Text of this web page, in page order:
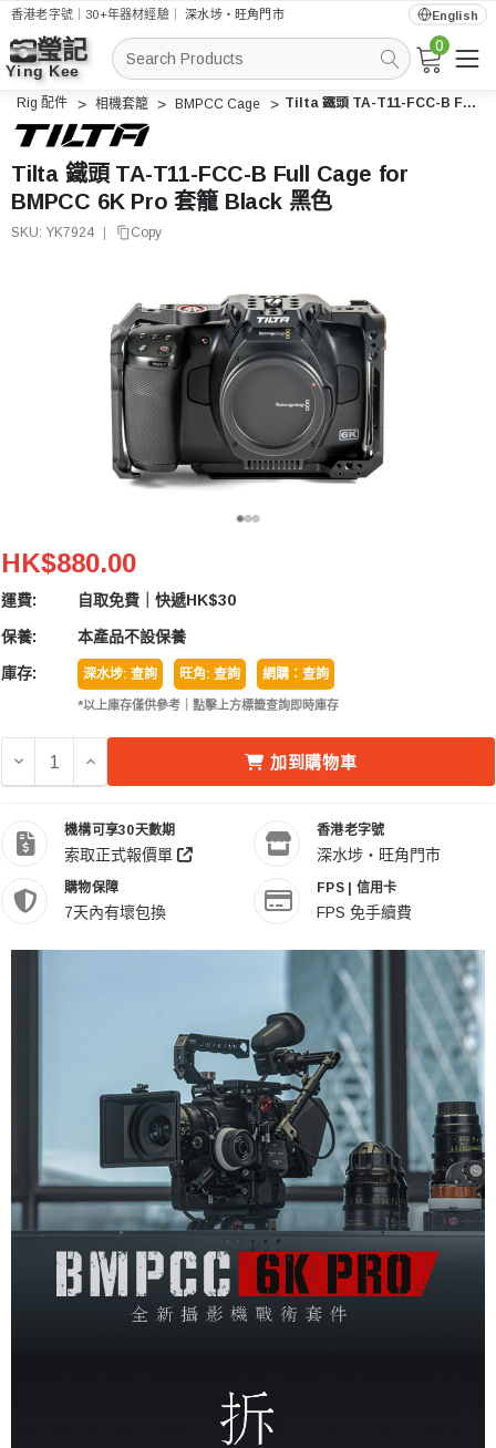
香港老字號｜30+年器材經驗｜深水埗・旺角門市 English
搜
索
0
Rig 配件 相機套籠 BMPCC Cage Tilta 鐵頭 TA-T11-FCC-B Full Cage for BMPCC 6K Pro 套籠 Black 黑色
Tilta 鐵頭 TA-T11-FCC-B Full Cage for
BMPCC 6K Pro 套籠 Black 黑色
SKU: YK7924 Copy
Tilta 鐵頭 TA-T11-FCC-B Full Cage For BMPCC 6K
HK$880.00
運費: 自取免費｜快遞HK$30
保養: 本產品不設保養
庫存: 深水埗: 查詢 旺角: 查詢 網購：查詢
*以上庫存僅供參考｜點擊上方標籤查詢即時庫存
減少 TILTA 鐵頭 TA-T11-FCC-B FULL CAGE FOR
增加 TILTA 鐵頭 TA-T11-FCC-B FULL CAGE
加到購物車
機構可享30天數期
索取正式報價單
香港老字號
深水埗・旺角門市
購物保障
7天內有壞包換
FPS | 信用卡
FPS 免手續費